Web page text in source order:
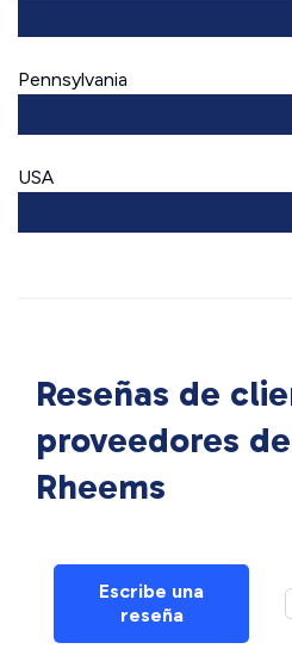
Pennsylvania
USA
Reseñas de
proveedores
Rheems
Escribe una
reseña